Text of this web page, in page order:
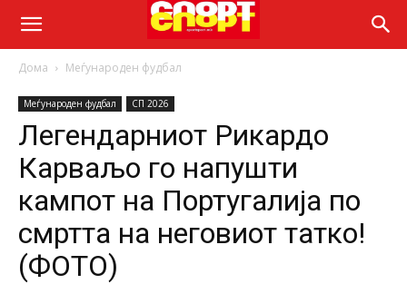
Дома Меѓународен фудбал
Меѓународен фудбал СП 2026
Легендарниот Рикардо
Карваљо го напушти
кампот на Португалија по
смртта на неговиот татко!
(ФОТО)